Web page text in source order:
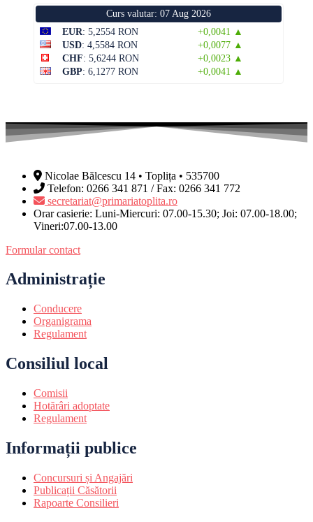
Curs valutar: 07 Aug 2026
EUR: 5,2554 RON
+0,0041 ▲
USD: 4,5584 RON
+0,0077 ▲
CHF: 5,6244 RON
+0,0023 ▲
GBP: 6,1277 RON +0,0041 ▲
Nicolae Bălcescu 14 • Toplița • 535700
Telefon: 0266 341 871 / Fax: 0266 341 772
secretariat@primariatoplita.ro
Orar casierie: Luni-Miercuri: 07.00-15.30; Joi: 07.00-18.00;
Vineri:07.00-13.00
Formular contact
Administrație
Conducere
Organigrama
Regulament
Consiliul local
Comisii
Hotărâri adoptate
Regulament
Informații publice
Concursuri și Angajări
Publicații Căsătorii
Rapoarte Consilieri